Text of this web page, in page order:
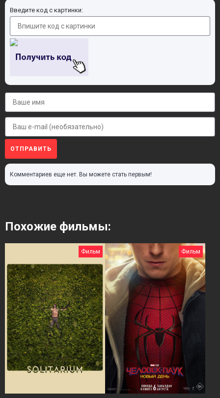
Введите код с картинки:
ОТПРАВИТЬ
Комментариев еще нет. Вы можете стать первым!
Похожие фильмы:
Фильм Фильм